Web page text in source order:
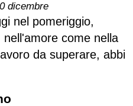
dicembre
nel pomeriggio,
come nella
da superare, abbi